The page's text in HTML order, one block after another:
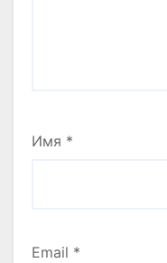
Имя *
Email *